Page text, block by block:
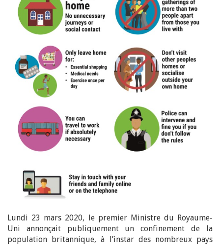
Lundi 23 mars 2020, le premier Ministre du Royaume-
Uni annonçait publiquement un confinement de la
population britannique, à l’instar des nombreux pays